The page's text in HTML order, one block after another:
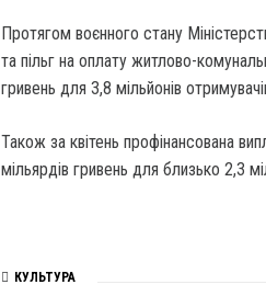
Протягом воєнного стану
та пільг на оплату житлово-
гривень для 3,8 мільйонів
Також за квітень профінансована
мільярдів гривень для близько 2,3
КУЛЬТУРА